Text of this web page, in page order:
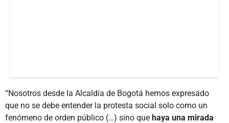
“Nosotros desde la Alcaldía de Bogotá hemos expresado
que no se debe entender la protesta social solo como un
fenómeno de orden público (…) sino que haya una mirada